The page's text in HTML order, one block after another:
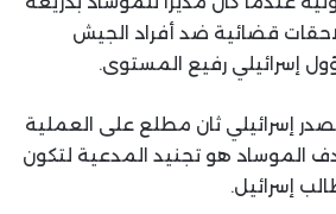
قضائية ضد أفراد الجيش
إسرائيلي رفيع المستوى.
إسرائيلي ثان مطلع على العملية
الموساد هو تجنيد المدعية لتكون
إسرائيل.